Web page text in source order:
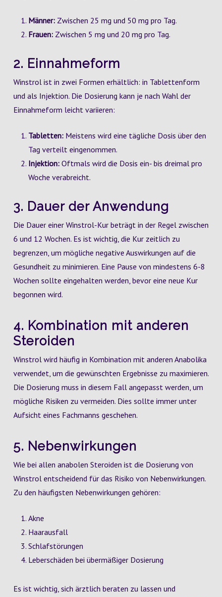
Männer:Zwischen 25 mg und 50 mg pro Tag.
Frauen:Zwischen 5 mg und 20 mg pro Tag.
2. Einnahmeform
Winstrol ist in zwei Formen erhältlich: in Tablettenform
und als Injektion. Die Dosierung kann je nach Wahl der
Einnahmeform leicht variieren:
Tabletten:Meistens wird eine tägliche Dosis über den
Tag verteilt eingenommen.
Injektion:Oftmals wird die Dosis ein- bis dreimal pro
Woche verabreicht.
3. Dauer der Anwendung
Die Dauer einer Winstrol-Kur beträgt in der Regel zwischen
6 und 12 Wochen. Es ist wichtig, die Kur zeitlich zu
begrenzen, um mögliche negative Auswirkungen auf die
Gesundheit zu minimieren. Eine Pause von mindestens 6-8
Wochen sollte eingehalten werden, bevor eine neue Kur
begonnen wird.
4. Kombination mit anderen
Steroiden
Winstrol wird häufig in Kombination mit anderen Anabolika
verwendet, um die gewünschten Ergebnisse zu maximieren.
Die Dosierung muss in diesem Fall angepasst werden, um
mögliche Risiken zu vermeiden. Dies sollte immer unter
Aufsicht eines Fachmanns geschehen.
5. Nebenwirkungen
Wie bei allen anabolen Steroiden ist die Dosierung von
Winstrol entscheidend für das Risiko von Nebenwirkungen.
Zu den häufigsten Nebenwirkungen gehören:
Akne
Haarausfall
Schlafstörungen
Leberschäden bei übermäßiger Dosierung
Es ist wichtig, sich ärztlich beraten zu lassen und